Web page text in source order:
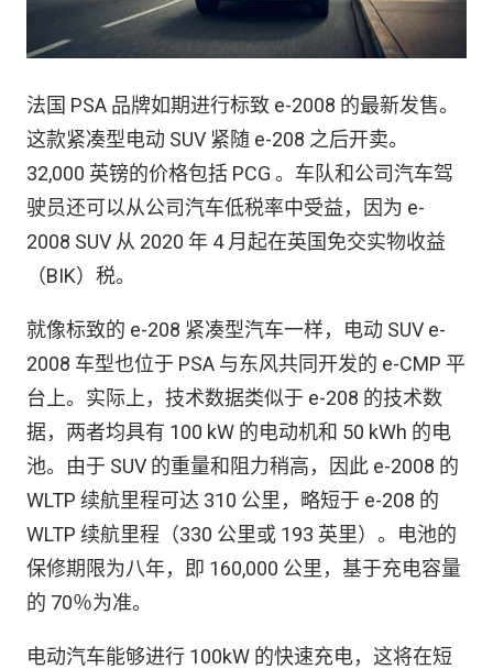
法国 PSA 品牌如期进行标致 e-2008 的最新发售。
这款紧凑型电动 SUV 紧随 e-208 之后开卖。
32,000 英镑的价格包括 PCG 。车队和公司汽车驾
驶员还可以从公司汽车低税率中受益，因为 e-
2008 SUV 从 2020 年 4 月起在英国免交实物收益
（BIK）税。
就像标致的 e-208 紧凑型汽车一样，电动 SUV e-
2008 车型也位于 PSA 与东风共同开发的 e-CMP 平
台上。实际上，技术数据类似于 e-208 的技术数
据，两者均具有 100 kW 的电动机和 50 kWh 的电
池。由于 SUV 的重量和阻力稍高，因此 e-2008 的
WLTP 续航里程可达 310 公里，略短于 e-208 的
WLTP 续航里程（330 公里或 193 英里）。电池的
保修期限为八年，即 160,000 公里，基于充电容量
的 70％为准。
电动汽车能够进行 100kW 的快速充电，这将在短